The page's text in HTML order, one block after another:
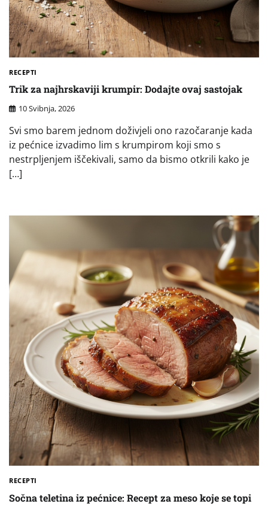
RECEPTI
Trik za najhrskaviji krumpir: Dodajte ovaj sastojak
10 Svibnja, 2026
Svi smo barem jednom doživjeli ono razočaranje kada
iz pećnice izvadimo lim s krumpirom koji smo s
nestrpljenjem iščekivali, samo da bismo otkrili kako je
[…]
RECEPTI
Sočna teletina iz pećnice: Recept za meso koje se topi